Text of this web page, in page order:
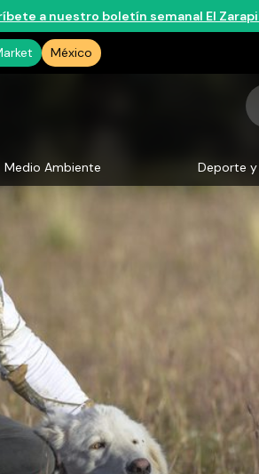
a nuestro boletín semanal El
México
Medio Ambiente Deporte